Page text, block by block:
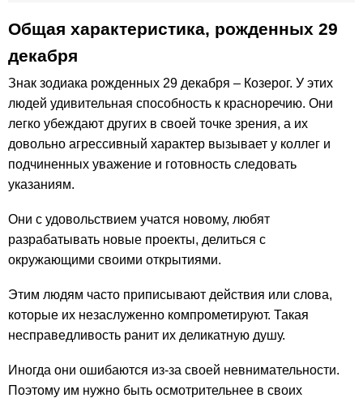
Общая характеристика, рожденных 29
декабря
Знак зодиака рожденных 29 декабря – Козерог. У этих
людей удивительная способность к красноречию. Они
легко убеждают других в своей точке зрения, а их
довольно агрессивный характер вызывает у коллег и
подчиненных уважение и готовность следовать
указаниям.
Они с удовольствием учатся новому, любят
разрабатывать новые проекты, делиться с
окружающими своими открытиями.
Этим людям часто приписывают действия или слова,
которые их незаслуженно компрометируют. Такая
несправедливость ранит их деликатную душу.
Иногда они ошибаются из-за своей невнимательности.
Поэтому им нужно быть осмотрительнее в своих